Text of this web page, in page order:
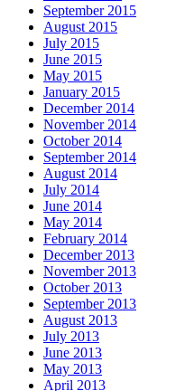
September 2015
August 2015
July 2015
June 2015
May 2015
January 2015
December 2014
November 2014
October 2014
September 2014
August 2014
July 2014
June 2014
May 2014
February 2014
December 2013
November 2013
October 2013
September 2013
August 2013
July 2013
June 2013
May 2013
April 2013